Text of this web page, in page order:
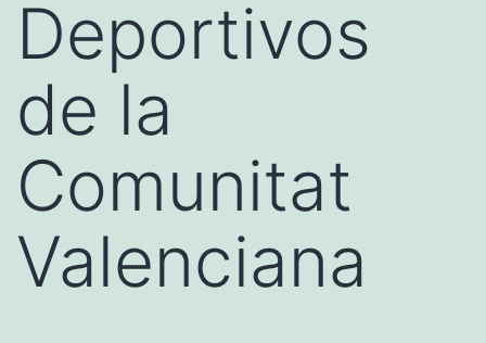
Deportivos
de la
Comunitat
Valenciana